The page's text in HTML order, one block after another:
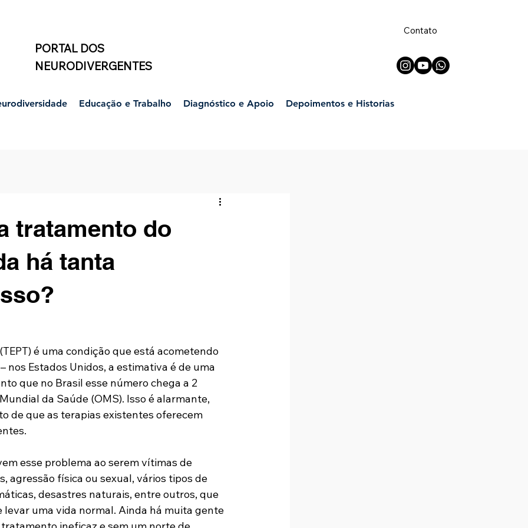
PORTAL DOS
NEURODIVERGENTES
Contato
Educação e Trabalho Diagnóstico e Apoio Depoimentos e Historias
tratamento do
há tanta
é uma condição que está acometendo
Estados Unidos, a estimativa é de uma
que no Brasil esse número chega a 2
da Saúde (OMS). Isso é alarmante,
de que as terapias existentes oferecem
esse problema ao serem vítimas de
agressão física ou sexual, vários tipos de
desastres naturais, entre outros, que
uma vida normal. Ainda há muita gente